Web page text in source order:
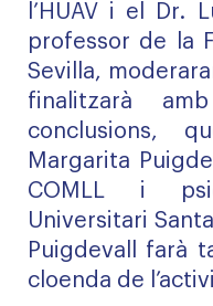
l’HUAV i el Dr.
professor de la
Sevilla,
finalitzarà
conclusions,
Margarita
COMLL i
Universitari
Puigdevall farà
cloenda de